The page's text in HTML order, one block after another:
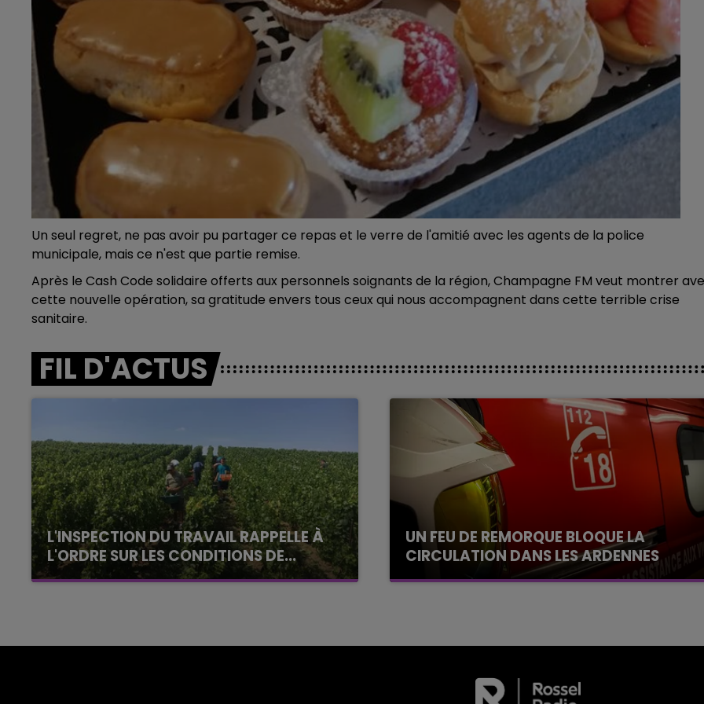
Un seul regret, ne pas avoir pu partager ce repas et le verre de l'amitié avec les agents de la police
municipale, mais ce n'est que partie remise.
Après le Cash Code solidaire offerts aux personnels soignants de la région, Champagne FM veut montrer
cette nouvelle opération, sa gratitude envers tous ceux qui nous accompagnent dans cette terrible crise
sanitaire.
FIL D'ACTUS
L'INSPECTION DU TRAVAIL RAPPELLE À
L'ORDRE SUR LES CONDITIONS DE...
Alors que les dates de début des vendange
UN FEU DE REMORQUE BLOQUE LA
CIRCULATION DANS LES ARDENNES
Un feu de remorque s'est déclaré ce mercredi